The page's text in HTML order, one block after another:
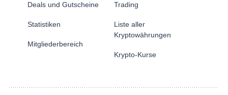
Deals und Gutscheine
Statistiken
Mitgliederbereich
Trading
Liste aller
Kryptowährungen
Krypto-Kurse